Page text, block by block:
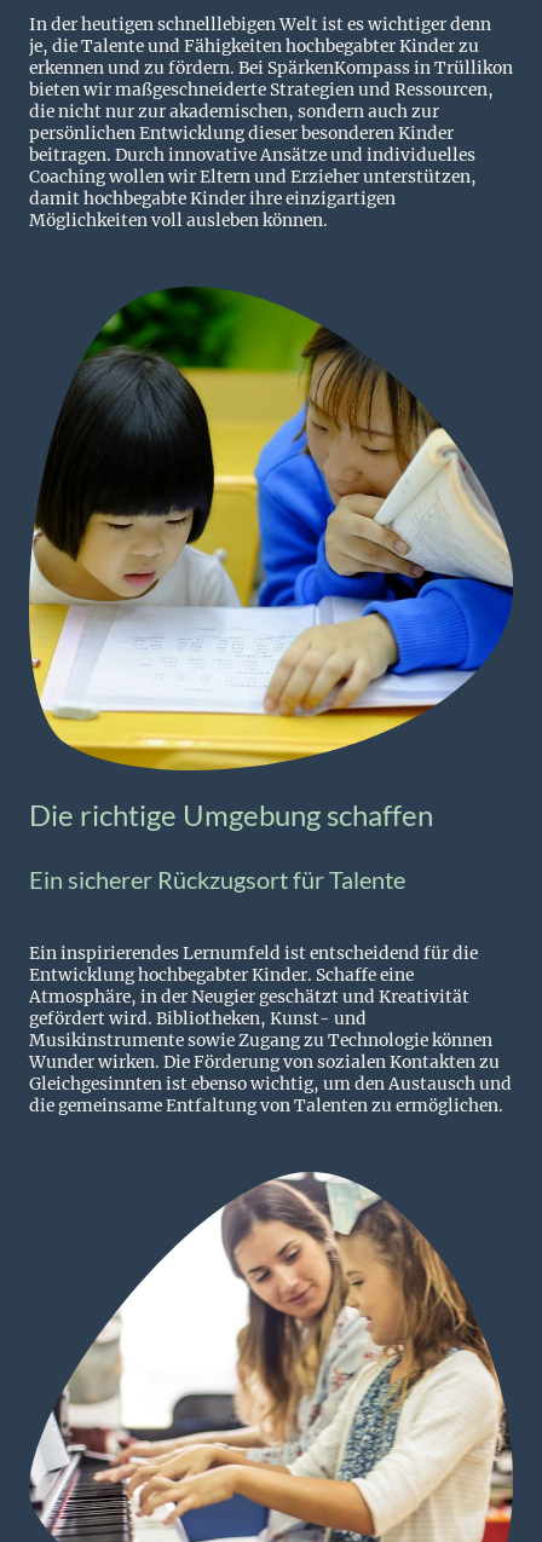
In der heutigen schnelllebigen Welt ist es wichtiger denn
je, die Talente und Fähigkeiten hochbegabter Kinder zu
erkennen und zu fördern. Bei SpärkenKompass in Trüllikon
bieten wir maßgeschneiderte Strategien und Ressourcen,
die nicht nur zur akademischen, sondern auch zur
persönlichen Entwicklung dieser besonderen Kinder
beitragen. Durch innovative Ansätze und individuelles
Coaching wollen wir Eltern und Erzieher unterstützen,
damit hochbegabte Kinder ihre einzigartigen
Möglichkeiten voll ausleben können.
Die richtige Umgebung schaffen
Ein sicherer Rückzugsort für Talente
Ein inspirierendes Lernumfeld ist entscheidend für die
Entwicklung hochbegabter Kinder. Schaffe eine
Atmosphäre, in der Neugier geschätzt und Kreativität
gefördert wird. Bibliotheken, Kunst- und
Musikinstrumente sowie Zugang zu Technologie können
Wunder wirken. Die Förderung von sozialen Kontakten zu
Gleichgesinnten ist ebenso wichtig, um den Austausch und
die gemeinsame Entfaltung von Talenten zu ermöglichen.